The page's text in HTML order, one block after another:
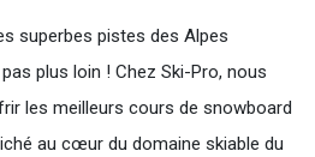
superbes pistes des Alpes
plus loin ! Chez Ski-Pro, nous
les meilleurs cours de snowboard
au cœur du domaine skiable du